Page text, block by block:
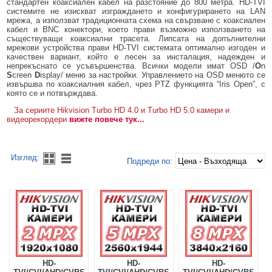
КОМПЛЕКТИ ЗА ВИДЕОНАБЛЮДЕНИЕ С МРЕЖОВИ IP КАМЕРИ
КАМЕРИ HIKVISION: HD-TVI/CVI/AHD/CVBS
HD-TVI/CVI/AHD/CVBS КАМЕРИ HIKVISION - 2 МЕГАПИКСЕЛА
HD-TVI/CVI/AHD/CVBS КАМЕРИ HIKVISION - 5 МЕГАПИКСЕЛА
HD-TVI/CVI/AHD/CVBS КАМЕРИ HIKVISION - 8 МЕГАПИКСЕЛА
МРЕЖОВИ IP КАМЕРИ HIKVISION
МРЕЖОВИ IP КАМЕРИ 2 МЕГАПИКСЕЛА
МРЕЖОВИ IP КАМЕРИ 4 МЕГАПИКСЕЛА
МРЕЖОВИ IP КАМЕРИ 8 МЕГАПИКСЕЛА
БЕЗЖИЧНИ 4G И WI-FI МРЕЖОВИ IP КАМЕРИ
ПАНОРАМНИ МРЕЖОВИ IP КАМЕРИ
КАМЕРИ ЗА РАЗПОЗНАВАНЕ НА РЕГИСТРАЦИОННИ НОМЕРА
ТЕРМОВИЗИОННИ IP КАМЕРИ BI-SPECTRUM
ВИДЕОРЕКОРДЕРИ HIKVISION: HD-TVI/CVI/AHD/CVBS
С ПОДДРЪЖКА НА HD-TVI КАМЕРИ ДО 2 MPX
МРЕЖОВИ ВИДЕОРЕКОРДЕРИ HIKVISION
МРЕЖОВИ ВИДЕОРЕКОРДЕРИ С POE ЗАХРАНВАНЕ
НЕПРЕКЪСВАЕМИ ТОКОЗАХРАНВАНИЯ /UPS/
КАБЕЛИ ЗА ВИДЕОНАБЛЮДЕНИЕ
КОАКСИАЛНИ КАБЕЛИ
МРЕЖОВИ LAN КАБЕЛИ
МРЕЖОВИ LAN КАБЕЛИ С КРИМПНАТИ RJ45 КОНЕКТОРИ
ЗАХРАНВАЩИ КАБЕЛИ
МОНТАЖНИ ОСНОВИ И СТОЙКИ ЗА КАМЕРИ
МОНТАЖНИ ОСНОВИ ЗА HIKVISION КАМЕРИ
СТОЙКИ И КОЖУСИ ЗА КАМЕРИ
СТОЙКИ ЗА ВЪРТЯЩИ PTZ КАМЕРИ
ЗАХРАНВАНИЯ
ЗАХРАНВАЩИ АДАПТОРИ 12V DC
ЗАХРАНВАЩИ БЛОКОВЕ 12V DC
POE ЗАХРАНВАНИЯ
POE СУИЧОВЕ
ВИДЕО БАЛУНИ И ТРАНСМИТЕРИ
НАЧИНИ НА ПЛАЩАНЕ
МАРКИ
БЛОГ И НОВИНИ
ЦЕНОВИ ЛИСТИ
ЦЕНОВА ЛИСТА БЕЗЖИЧНИ АЛАРМЕНИ СИСТЕМИ AJAX
PRO
ВИДЕОНАБЛЮДЕНИЕ ЗА ИЗПЛАЩАНЕ
КОНТАКТИ
стандартен коаксиален кабел на разстояние до 800 метра. HD-TVI
системите не изискват изграждането и конфигурирането на LAN
мрежа, а използват традиционната схема на свързване с коаксиален
кабел и BNC конектори, което прави възможно използването на
съществуващи коаксиални трасета. Липсата на допълнителни
мрежови устройства прави HD-TVI системата оптимално изгоден и
качествен вариант, който е лесен за инсталация, надежден и
непрекъснато се усъвършенства. Всички модели имат OSD /On
Screen Display/ меню за настройки. Управлението на OSD менюто се
извършва по коаксиалния кабел, чрез PTZ функцията “Iris Open”, с
която се и потвърждава.
За сериите Hikvision Turbo HD 4.0 и Turbo HD 5.0 камери и
видеорекордери вижте повече тук...
Изглед: Подреди по:
HD-
HD-
HD-